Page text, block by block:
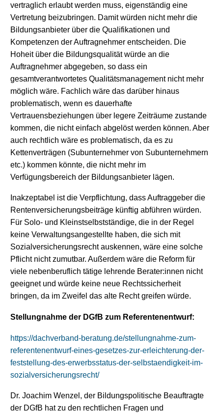
vertraglich erlaubt werden muss, eigenständig eine
Vertretung beizubringen. Damit würden nicht mehr die
Bildungsanbieter über die Qualifikationen und
Kompetenzen der Auftragnehmer entscheiden. Die
Hoheit über die Bildungsqualität würde an die
Auftragnehmer abgegeben, so dass ein
gesamtverantwortetes Qualitätsmanagement nicht mehr
möglich wäre. Fachlich wäre das darüber hinaus
problematisch, wenn es dauerhafte
Vertrauensbeziehungen über legere Zeiträume zustande
kommen, die nicht einfach abgelöst werden können. Aber
auch rechtlich wäre es problematisch, da es zu
Kettenverträgen (Subunternehmer von Subunternehmern
etc.) kommen könnte, die nicht mehr im
Verfügungsbereich der Bildungsanbieter lägen.
Inakzeptabel ist die Verpflichtung, dass Auftraggeber die
Rentenversicherungsbeiträge künftig abführen würden.
Für Solo- und Kleinstselbstständige, die in der Regel
keine Verwaltungsangestellte haben, die sich mit
Sozialversicherungsrecht auskennen, wäre eine solche
Pflicht nicht zumutbar. Außerdem wäre die Reform für
viele nebenberuflich tätige lehrende Berater:innen nicht
geeignet und würde keine neue Rechtssicherheit
bringen, da im Zweifel das alte Recht greifen würde.
Stellungnahme der DGfB zum Referentenentwurf:
https://dachverband-beratung.de/stellungnahme-zum-
referentenentwurf-eines-gesetzes-zur-erleichterung-der-
feststellung-des-erwerbsstatus-der-selbstaendigkeit-im-
sozialversicherungsrecht/
Dr. Joachim Wenzel, der Bildungspolitische Beauftragte
der DGfB hat zu den rechtlichen Fragen und